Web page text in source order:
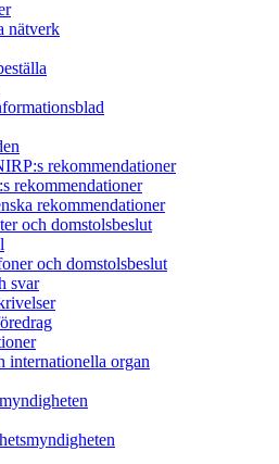
nätverk
rekommendationer
rekommendationer
rekommendationer
och domstolsbeslut
och domstolsbeslut
svar
internationella organ